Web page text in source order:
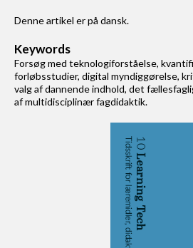
Denne artikel er på dansk.
Keywords
Forsøg med teknologiforståelse,
forløbsstudier, digital myndiggørelse,
valg af dannende indhold, det
af multidisciplinær fagdidaktik.